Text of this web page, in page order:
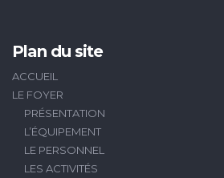
Plan du site
ACCUEIL
LE FOYER
PRÉSENTATION
L’ÉQUIPEMENT
LE PERSONNEL
LES ACTIVITÉS